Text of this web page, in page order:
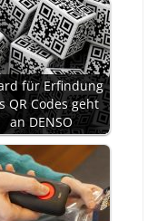
für Erfindung
QR Codes geht
an DENSO